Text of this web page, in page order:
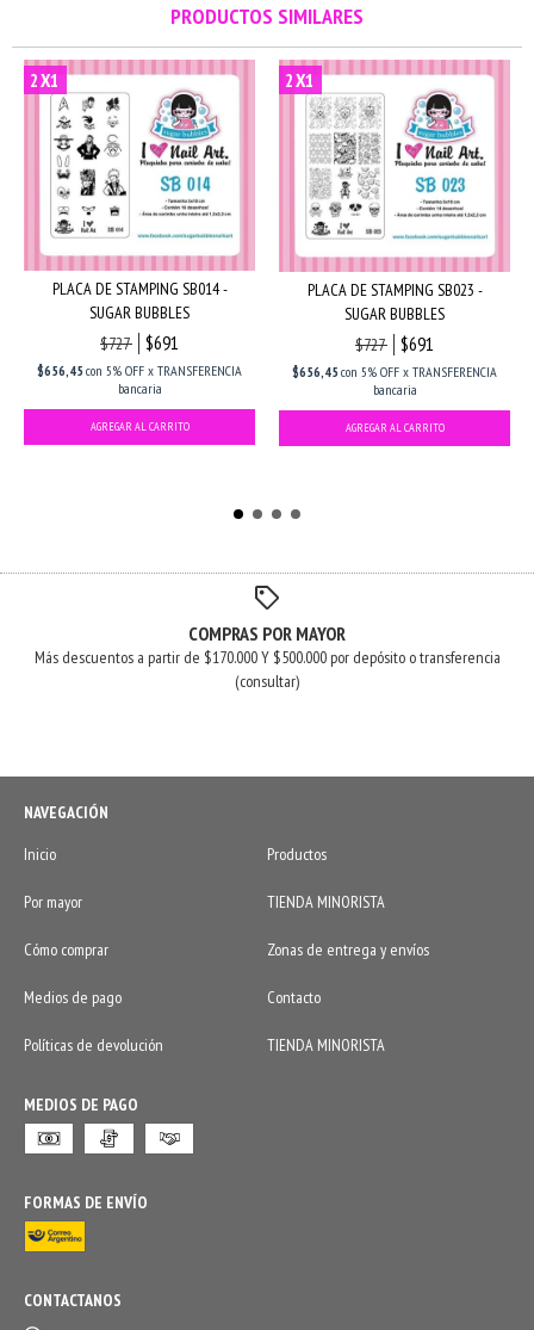
PRODUCTOS SIMILARES
2X1
PLACA DE STAMPING SB014 -
SUGAR BUBBLES
$727
$691
$656,45 con 5% OFF x TRANSFERENCIA
bancaria
2X1
PLACA DE STAMPING SB023 -
SUGAR BUBBLES
$727
$691
$656,45 con 5% OFF x TRANSFERENCIA
bancaria
COMPRAS POR MAYOR
Más descuentos a partir de $170.000 Y $500.000 por depósito o transferencia
(consultar)
NAVEGACIÓN
Inicio
Productos
Por mayor TIENDA MINORISTA
Cómo comprar Zonas de entrega y envíos
Medios de pago Contacto
Políticas de devolución TIENDA MINORISTA
MEDIOS DE PAGO
FORMAS DE ENVÍO
CONTACTANOS